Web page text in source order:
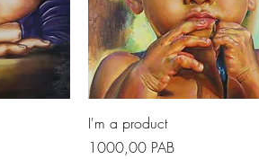
Vista rapida
I'm a product
Prezzo
1000,00 PAB